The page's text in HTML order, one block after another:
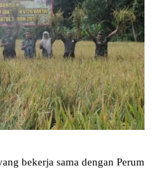
bekerja sama dengan Perum